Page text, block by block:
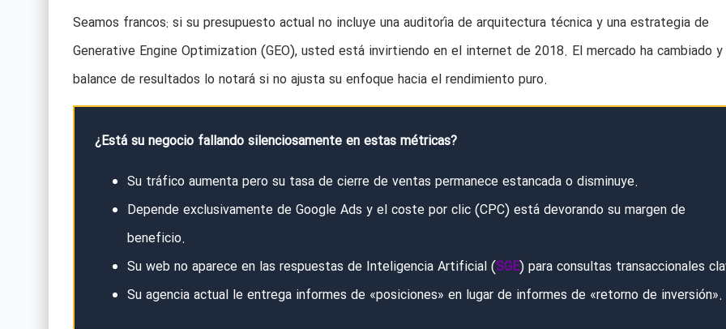
Seamos francos: si su presupuesto actual no incluye una auditoría de arquitectura técnica y una estrategia de
Generative Engine Optimization (GEO), usted está invirtiendo en el internet de 2018. El mercado ha cambiado y
balance de resultados lo notará si no ajusta su enfoque hacia el rendimiento puro.
¿Está su negocio fallando silenciosamente en estas métricas?
Su tráfico aumenta pero su tasa de cierre de ventas permanece estancada o disminuye.
Depende exclusivamente de Google Ads y el coste por clic (CPC) está devorando su margen de
beneficio.
Su web no aparece en las respuestas de Inteligencia Artificial (SGE) para consultas transaccionales
Su agencia actual le entrega informes de «posiciones» en lugar de informes de «retorno de inversión».